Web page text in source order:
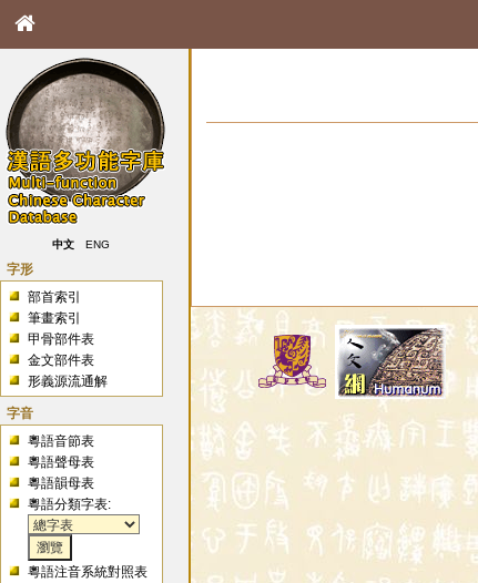
中文 ENG
字形
部首索引
筆畫索引
甲骨部件表
金文部件表
形義源流通解
字音
粵語音節表
粵語聲母表
粵語韻母表
粵語分類字表:
粵語注音系統對照表